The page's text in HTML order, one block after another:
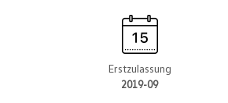
Erstzulassung
2019-09